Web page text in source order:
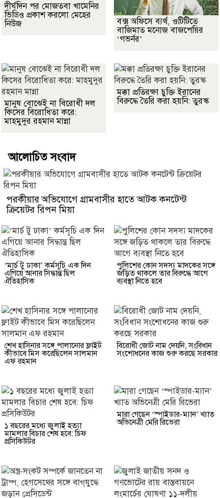
দীর্ঘদিন পর মোজতবা খামেনির
ভিডিও প্রকাশ করলো মেহের
নিউজ
বক্স অফিসে ব্যর্থ, ওটিটিতে
বাজিমাত মনোজ বাজপেয়ির
‘গভর্নর’
মানুষ বোঝেই না বিরোধী দল
কিসের বিরোধিতা করে:
মাহমুদুর রহমান মান্না
মক্কা প্রতিরক্ষা চুক্তি ইরানের
বিরুদ্ধে তৈরি করা হয়নি: তুরস্ক
আলোচিত সংবাদ
পরকীয়ার অভিযোগে গ্রামবাসীর হাতে আটক কনটেন্ট
ক্রিয়েটর রিপন মিয়া
‘মার্চ টু ঢাকা’ কর্মসূচি এক দিন
এগিয়ে আনার সিদ্ধান্ত ছিল
ঐতিহাসিক
পুলিশের কোন সদস্য মাদকের সঙ্গে
জড়িত থাকলে তার বিরুদ্ধে আগে
ব্যবস্থা নিতে হবে
শেখ হাসিনার সঙ্গে পালানোর ফ্লাইট
কীভাবে মিস করেছিলেন সালমান
এফ রহমান
বিরোধী জোট নাম দেয়নি, সংবিধান
সংশোধনের কাজ শুরু করছে সরকার
১ বছরের মধ্যে জুলাই হত্যা
মামলার বিচার শেষ হবে: চিফ
প্রসিকিউটর
মারা গেছেন ‘স্পাইডার-ম্যান’ খ্যাত
অভিনেত্রী মেরি রিভেরা